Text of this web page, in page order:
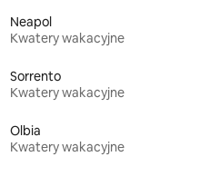
Neapol
Kwatery wakacyjne
Sorrento
Kwatery wakacyjne
Olbia
Kwatery wakacyjne